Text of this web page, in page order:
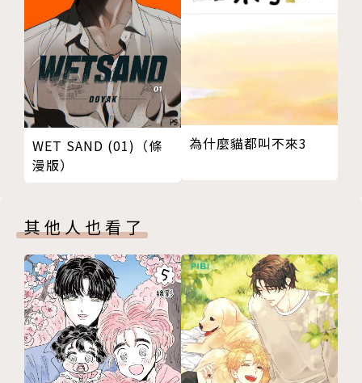
WET SAND (01)（條
漫版）
為什麼貓都叫不來3
其他人也看了